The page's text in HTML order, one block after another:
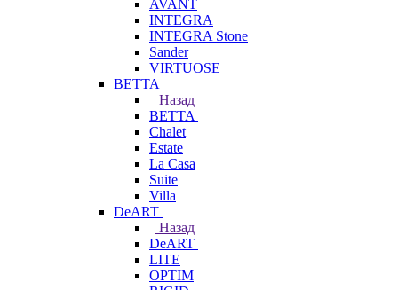
AVANT
INTEGRA
INTEGRA Stone
Sander
VIRTUOSE
BETTA
Назад
BETTA
Chalet
Estate
La Casa
Suite
Villa
DeART
Назад
DeART
LITE
OPTIM